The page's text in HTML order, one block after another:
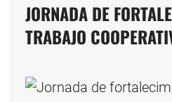
JORNADA DE
TRABAJO